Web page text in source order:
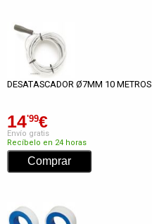
DESATASCADOR Ø7MM 10 METROS
14'99€
Envío gratis
Recíbelo en 24 horas